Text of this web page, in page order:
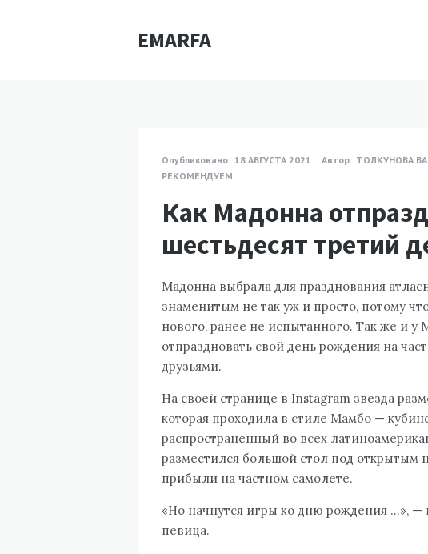
EMARFA
Опубликовано: 18 АВГУСТА 2021 Автор: ТОЛКУНОВА
РЕКОМЕНДУЕМ
Как Мадонна
шестьдесят третий
Мадонна выбрала для празднования
знаменитым не так уж и просто, потому
нового, ранее не испытанного. Так же и
отпраздновать свой день рождения на
друзьями.
На своей странице в Instagram звезда
которая проходила в стиле Мамбо —
распространенный во всех
разместился большой стол под открытым
прибыли на частном самолете.
«Но начнутся игры ко дню рождения …»,
певица.